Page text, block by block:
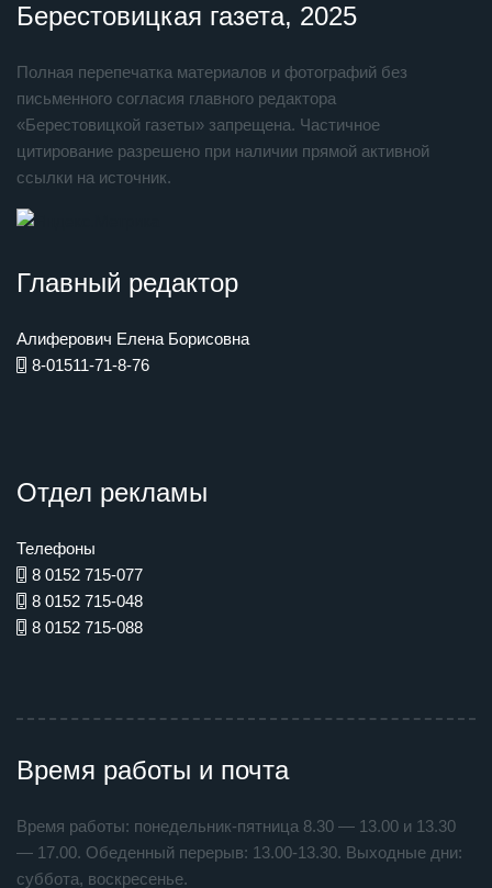
Берестовицкая газета, 2025
Полная перепечатка материалов и фотографий без
письменного согласия главного редактора
«Берестовицкой газеты» запрещена. Частичное
цитирование разрешено при наличии прямой активной
ссылки на источник.
Главный редактор
Алиферович Елена Борисовна
8-01511-71-8-76
Отдел рекламы
Телефоны
8 0152 715-077
8 0152 715-048
8 0152 715-088
Время работы и почта
Время работы: понедельник-пятница 8.30 — 13.00 и 13.30
— 17.00. Обеденный перерыв: 13.00-13.30. Выходные дни:
суббота, воскресенье.